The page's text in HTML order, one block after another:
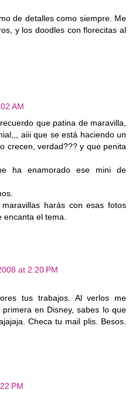
de detalles como siempre. Me
y los doodles con florecitas al
AM
que patina de maravilla,
aiii que se está haciendo un
crecen, verdad??? y que penita
ha enamorado ese mini de
harás con esas fotos
el tema.
at 2:20 PM
tus trabajos. Al verlos me
en Disney, sabes lo que
Checa tu mail plis. Besos.
PM